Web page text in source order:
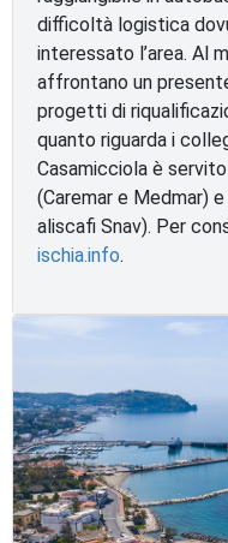
difficoltà logistica
interessato l’area. Al
affrontano un
progetti di
quanto riguarda i
Casamicciola è
(Caremar e Medmar)
aliscafi Snav). Per
ischia.info.